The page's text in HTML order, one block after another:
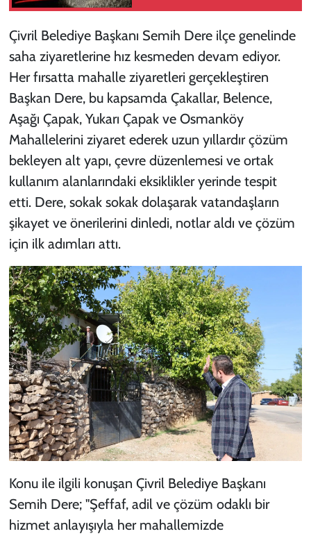
Çivril Belediye Başkanı Semih Dere ilçe genelinde
saha ziyaretlerine hız kesmeden devam ediyor.
Her fırsatta mahalle ziyaretleri gerçekleştiren
Başkan Dere, bu kapsamda Çakallar, Belence,
Aşağı Çapak, Yukarı Çapak ve Osmanköy
Mahallelerini ziyaret ederek uzun yıllardır çözüm
bekleyen alt yapı, çevre düzenlemesi ve ortak
kullanım alanlarındaki eksiklikler yerinde tespit
etti. Dere, sokak sokak dolaşarak vatandaşların
şikayet ve önerilerini dinledi, notlar aldı ve çözüm
için ilk adımları attı.
Konu ile ilgili konuşan Çivril Belediye Başkanı
Semih Dere; "Şeffaf, adil ve çözüm odaklı bir
hizmet anlayışıyla her mahallemizde